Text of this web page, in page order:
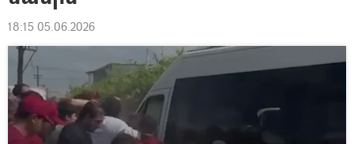
18:15 05.06.2026